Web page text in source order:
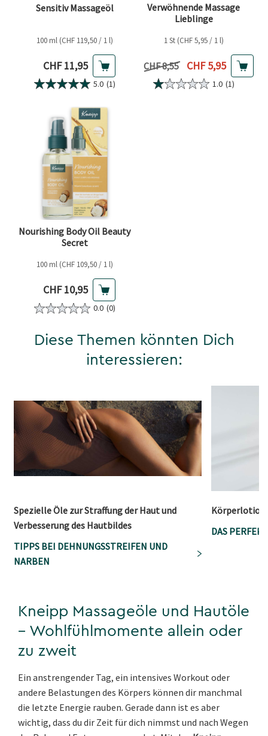
Sensitiv Massageöl
100 ml (CHF 119,50 / 1 l)
Aktueller Preis
CHF 11,95
5.0 (1)
Verwöhnende Massage
Lieblinge
1 St (CHF 5,95 / 1 l)
Vorheriger Preis
CHF 8,55 Aktueller Preis
CHF 5,95
1.0 (1)
Nourishing Body Oil Beauty
Secret
100 ml (CHF 109,50 / 1 l)
Aktueller Preis
CHF 10,95
0.0 (0)
Diese Themen könnten Dich
interessieren:
Spezielle Öle zur Straffung der Haut und
Verbesserung des Hautbildes
TIPPS BEI DEHNUNGSSTREIFEN UND
NARBEN
Körperlotion
DAS
Kneipp Massageöle und Hautöle
– Wohlfühlmomente allein oder
zu zweit
Ein anstrengender Tag, ein intensives Workout oder
andere Belastungen des Körpers können dir manchmal
die letzte Energie rauben. Gerade dann ist es aber
wichtig, dass du dir Zeit für dich nimmst und nach Wegen